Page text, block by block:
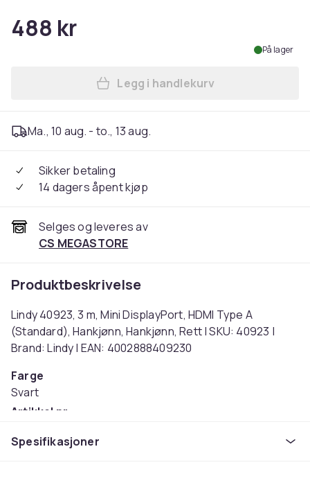
488 kr
På lager
Legg Lindy 40923, 3 m,
Legg i handlekurv
Ma., 10 aug. - to., 13 aug.
Sikker betaling
14 dagers åpent kjøp
Selges og leveres av
CS MEGASTORE
Produktbeskrivelse
Lindy 40923, 3 m, Mini DisplayPort, HDMI Type A
(Standard), Hankjønn, Hankjønn, Rett | SKU: 40923 |
Brand: Lindy | EAN: 4002888409230
Farge
Svart
Artikkel nr.
Spesifikasjoner